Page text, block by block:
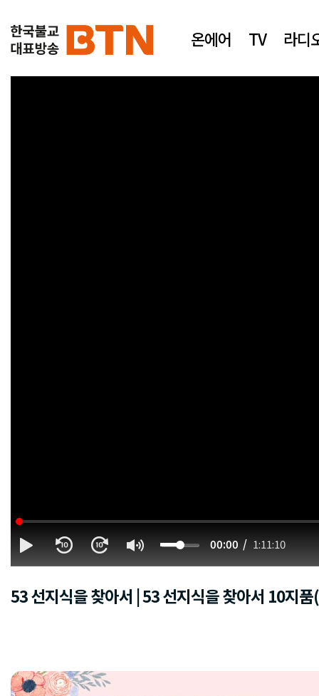
온에어 TV 라디
00:00 1:11:10
53 선지식을 찾아서 | 53 선지식을 찾아서 10지